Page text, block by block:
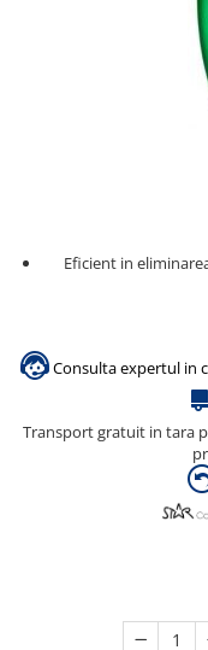
Gama de cosmetice
Gama de cosmetice
Eficient in
Consulta expertul in
Transport gratuit in tara